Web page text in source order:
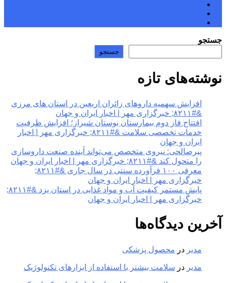
جستجو
جستجو
نوشته‌های تازه
افزایش سهمیه داروهای زائران اربعین در استان های مرزی
&#۸۲۱۱; خبرگزاری مهر | اخبار ایران و جهان
افتتاح فاز دوم بیمارستان بوستان شیراز؛ افزایش ظرفیت
خدمات تخصصی سلامت &#۸۲۱۱; خبرگزاری مهر | اخبار
ایران و جهان
پیرصالحی: نیروی متخصص می‌تواند آینده صنعت داروسازی
را متحول کند &#۸۲۱۱; خبرگزاری مهر | اخبار ایران و جهان
معرفی ۱۰۰ فرآورده سنتی در سال جاری &#۸۲۱۱;
خبرگزاری مهر | اخبار ایران و جهان
پایش مستمر کیفیت آب و مواد غذایی در استان یزد &#۸۲۱۱;
خبرگزاری مهر | اخبار ایران و جهان
آخرین دیدگاه‌ها
مدیر در محصول پزشکی
مدیر در سلامت بیشتر با استفاده از ابزارهای تکنولوژیک